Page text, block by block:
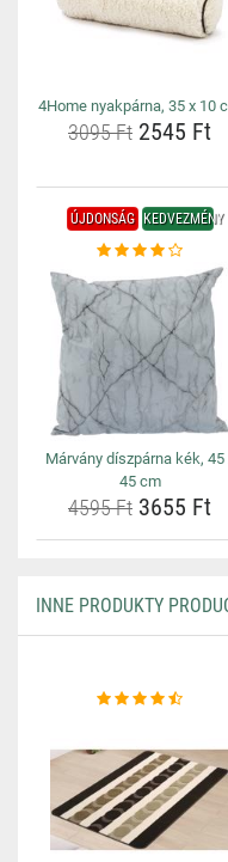
4Home nyakpárna, 35 x 10
3095 Ft 2545 Ft
ÚJDONSÁG KEDVEZMÉNY
Márvány díszpárna kék, 45
45 cm
4595 Ft 3655 Ft
INNE PRODUKTY